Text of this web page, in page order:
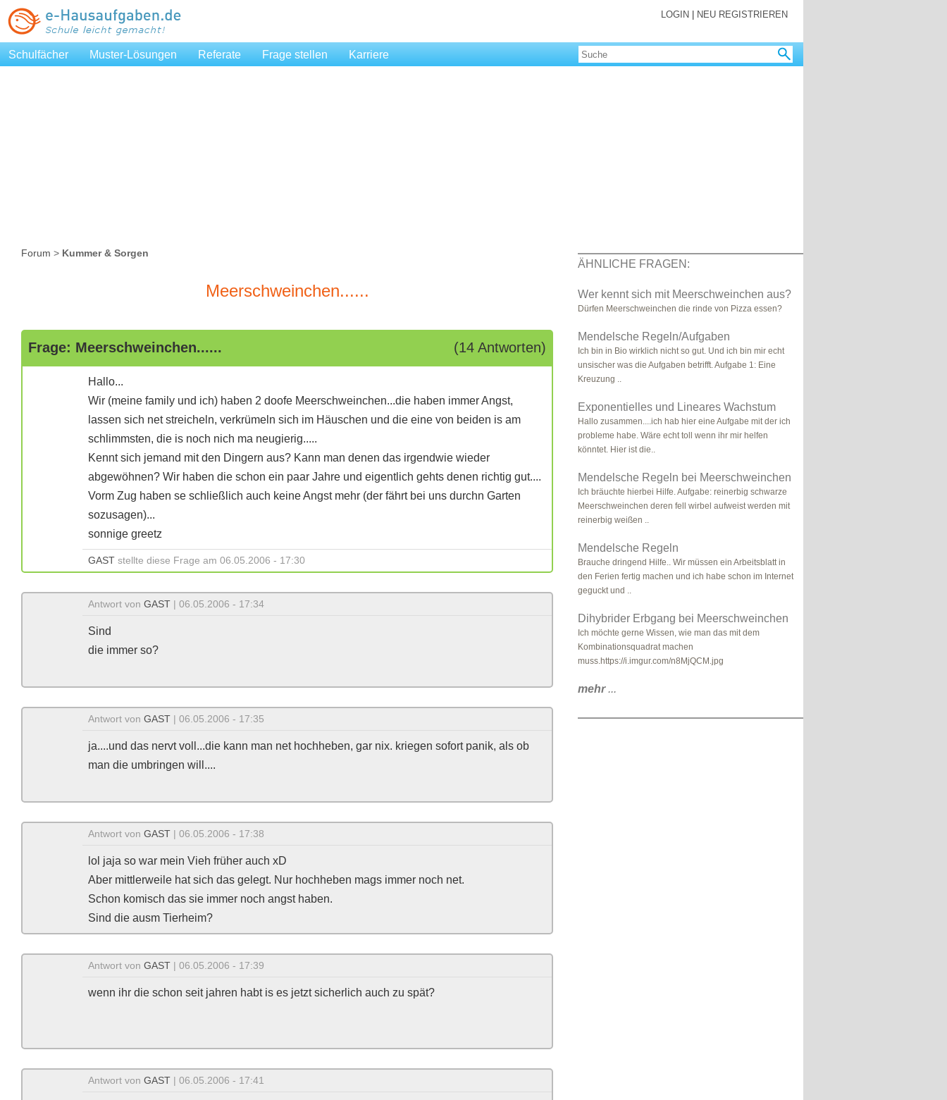
LOGIN NEU REGISTRIEREN
Schulfächer Muster-Lösungen Referate Frage stellen Karriere
Forum > Kummer & Sorgen
Meerschweinchen......
Frage: Meerschweinchen...... (14 Antworten)
Hallo...
Wir (meine family und ich) haben 2 doofe Meerschweinchen...die haben immer Angst,
lassen sich net streicheln, verkrümeln sich im Häuschen und die eine von beiden is am
schlimmsten, die is noch nich ma neugierig.....
Kennt sich jemand mit den Dingern aus? Kann man denen das irgendwie wieder
abgewöhnen? Wir haben die schon ein paar Jahre und eigentlich gehts denen richtig gut....
Vorm Zug haben se schließlich auch keine Angst mehr (der fährt bei uns durchn Garten
sozusagen)...
sonnige greetz
GAST stellte diese Frage am 06.05.2006 - 17:30
Antwort von GAST | 06.05.2006 - 17:34
Sind
die immer so?
Antwort von GAST | 06.05.2006 - 17:35
ja....und das nervt voll...die kann man net hochheben, gar nix. kriegen sofort panik, als ob
man die umbringen will....
Antwort von GAST | 06.05.2006 - 17:38
lol jaja so war mein Vieh früher auch xD
Aber mittlerweile hat sich das gelegt. Nur hochheben mags immer noch net.
Schon komisch das sie immer noch angst haben.
Sind die ausm Tierheim?
Antwort von GAST | 06.05.2006 - 17:39
wenn ihr die schon seit jahren habt is es jetzt sicherlich auch zu spät?
Antwort von GAST | 06.05.2006 - 17:41
ÄHNLICHE FRAGEN:
Wer kennt sich mit Meerschweinchen aus?
Dürfen Meerschweinchen die rinde von Pizza essen?
Mendelsche Regeln/Aufgaben
Ich bin in Bio wirklich nicht so gut. Und ich bin mir echt
unsischer was die Aufgaben betrifft. Aufgabe 1: Eine
Kreuzung ..
Exponentielles und Lineares Wachstum
Hallo zusammen....ich hab hier eine Aufgabe mit der ich
probleme habe. Wäre echt toll wenn ihr mir helfen
könntet. Hier ist die..
Mendelsche Regeln bei Meerschweinchen
Ich bräuchte hierbei Hilfe. Aufgabe: reinerbig schwarze
Meerschweinchen deren fell wirbel aufweist werden mit
reinerbig weißen ..
Mendelsche Regeln
Brauche dringend Hilfe.. Wir müssen ein Arbeitsblatt in
den Ferien fertig machen und ich habe schon im Internet
geguckt und ..
Dihybrider Erbgang bei Meerschweinchen
Ich möchte gerne Wissen, wie man das mit dem
Kombinationsquadrat machen
muss.https://i.imgur.com/n8MjQCM.jpg
mehr...